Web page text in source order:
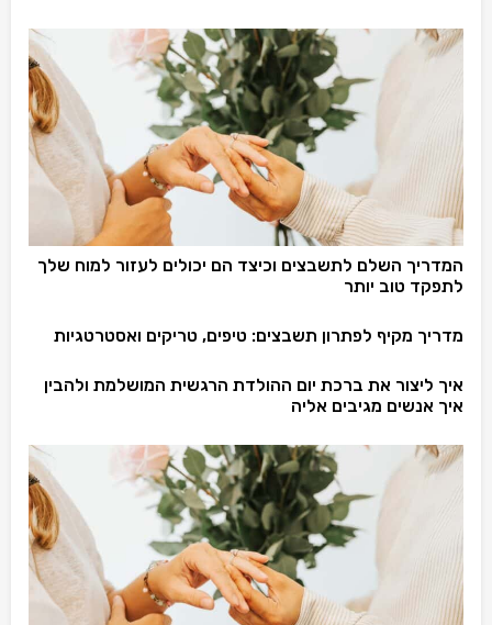
המדריך השלם לתשבצים וכיצד הם יכולים לעזור למוח שלך
לתפקד טוב יותר
מדריך מקיף לפתרון תשבצים: טיפים, טריקים ואסטרטגיות
איך ליצור את ברכת יום ההולדת הרגשית המושלמת ולהבין
איך אנשים מגיבים אליה